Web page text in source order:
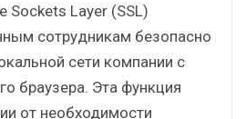
Sockets Layer (SSL)
сотрудникам безопасно
сети компании с
браузера. Эта функция
от необходимости